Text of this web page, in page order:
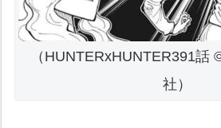
（HUNTERxHUNTER391話
社）